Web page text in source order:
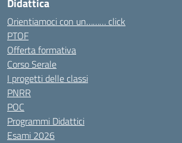
Didattica
Orientiamoci con un……… click
PTOF
Offerta formativa
Corso Serale
I progetti delle classi
PNRR
POC
Programmi Didattici
Esami 2026